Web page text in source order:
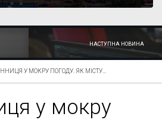
НАСТУПНА НОВИНА
У МОКРУ ПОГОДУ. ЯК МІСТУ...
у мокру